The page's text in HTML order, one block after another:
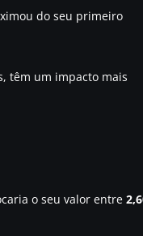
do seu primeiro
têm um impacto mais
o seu valor entre